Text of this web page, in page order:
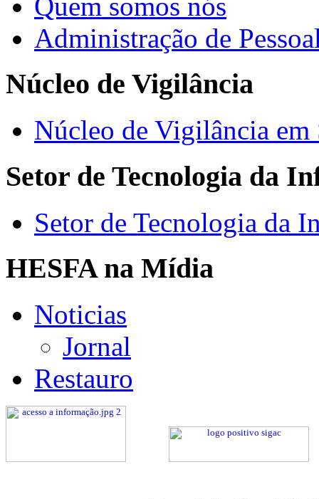
Administração de
Núcleo de Vigilância
Núcleo de Vigilância em
Setor de Tecnologia da
Setor de Tecnologia da
HESFA na Mídia
Noticias
Jornal
Restauro